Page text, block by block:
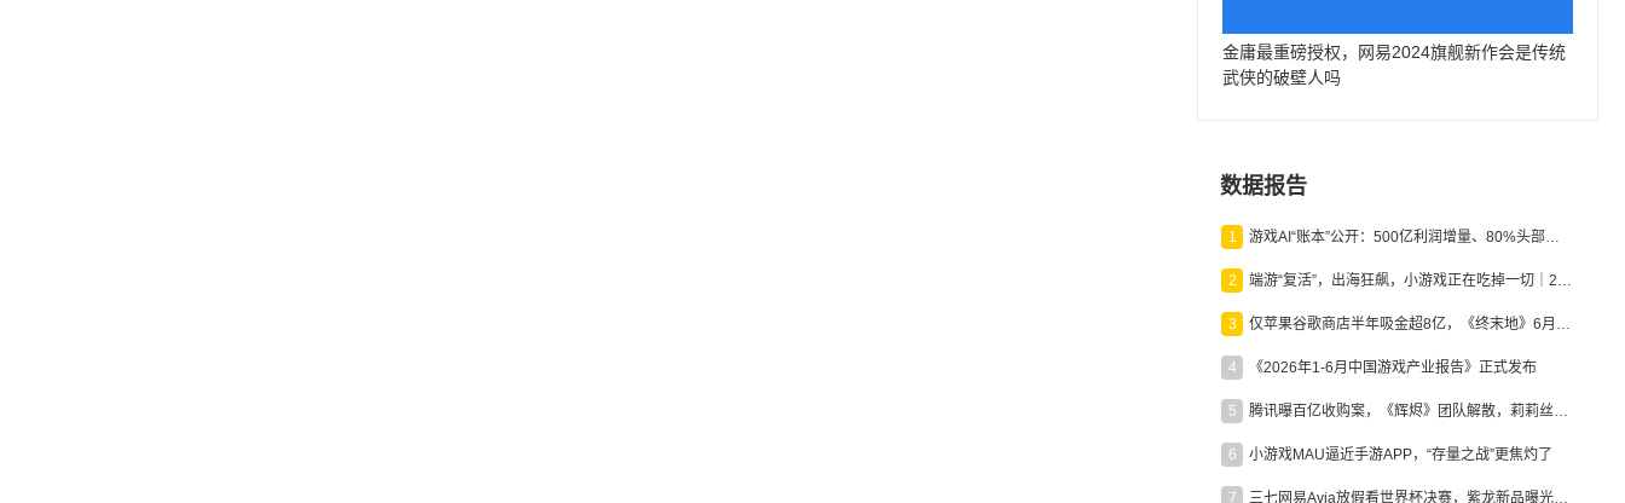
金庸最重磅授权，网易2024旗舰新作会是传统
武侠的破壁人吗
数据报告
1 游戏AI“账本”公开：500亿利润增量、80%头部入局，谁在闷声发财？
2 端游“复活”，出海狂飙，小游戏正在吃掉一切｜2026上半年产业报告
3 仅苹果谷歌商店半年吸金超8亿，《终末地》6月份收入显著回暖
4 《2026年1-6月中国游戏产业报告》正式发布
5 腾讯曝百亿收购案，《辉烬》团队解散，莉莉丝新作曝光｜陀螺周报
6 小游戏MAU逼近手游APP，“存量之战”更焦灼了
7 三七网易Avia放假看世界杯决赛，紫龙新品曝光，米哈游新作上线 | 陀螺周报